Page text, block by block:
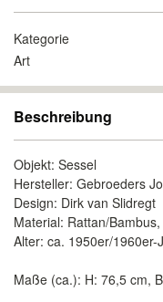
Kategorie
Art
Beschreibung
Objekt: Sessel
Hersteller: Gebroeders
Design: Dirk van Slidregt
Material: Rattan/
Alter: ca. 1950er/1960er-
Maße (ca.): H: 76,5 cm,